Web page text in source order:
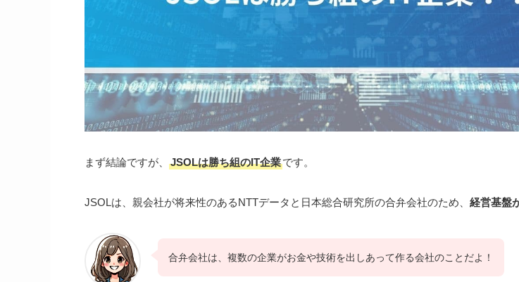
まず結論ですが、 JSOLは勝ち組のIT企業です。
JSOLは、親会社が将来性のあるNTTデータと日本総合研究所の合弁会社のため、 経営基盤
合弁会社は、複数の企業がお金や技術を出しあって作る会社のことだよ！